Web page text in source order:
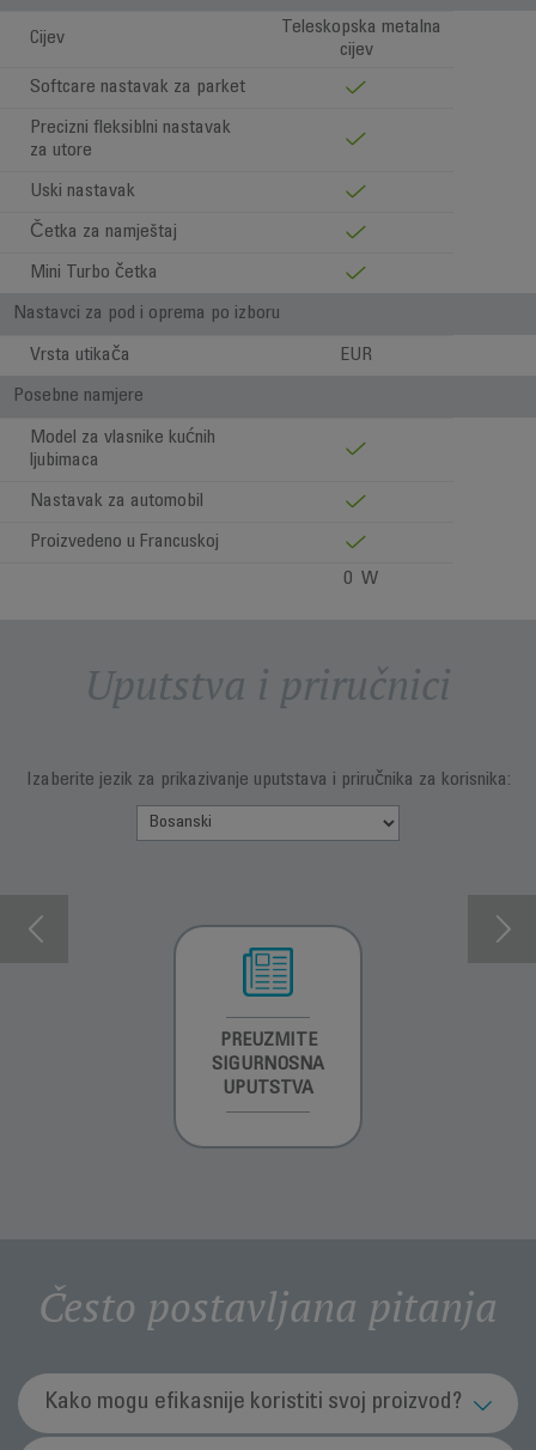
Cijev
Teleskopska metalna
cijev
Softcare nastavak za parket
Precizni fleksiblni nastavak
za utore
Uski nastavak
Četka za namještaj
Mini Turbo četka
Nastavci za pod i oprema po izboru
Vrsta utikača EUR
Posebne namjere
Model za vlasnike kućnih
ljubimaca
Nastavak za automobil
Proizvedeno u Francuskoj
0 W
Uputstva i priručnici
Izaberite jezik za prikazivanje uputstava i priručnika za korisnika:
PREUZMITE
SIGURNOSNA
UPUTSTVA
Često postavljana pitanja
Kako mogu efikasnije koristiti svoj proizvod?